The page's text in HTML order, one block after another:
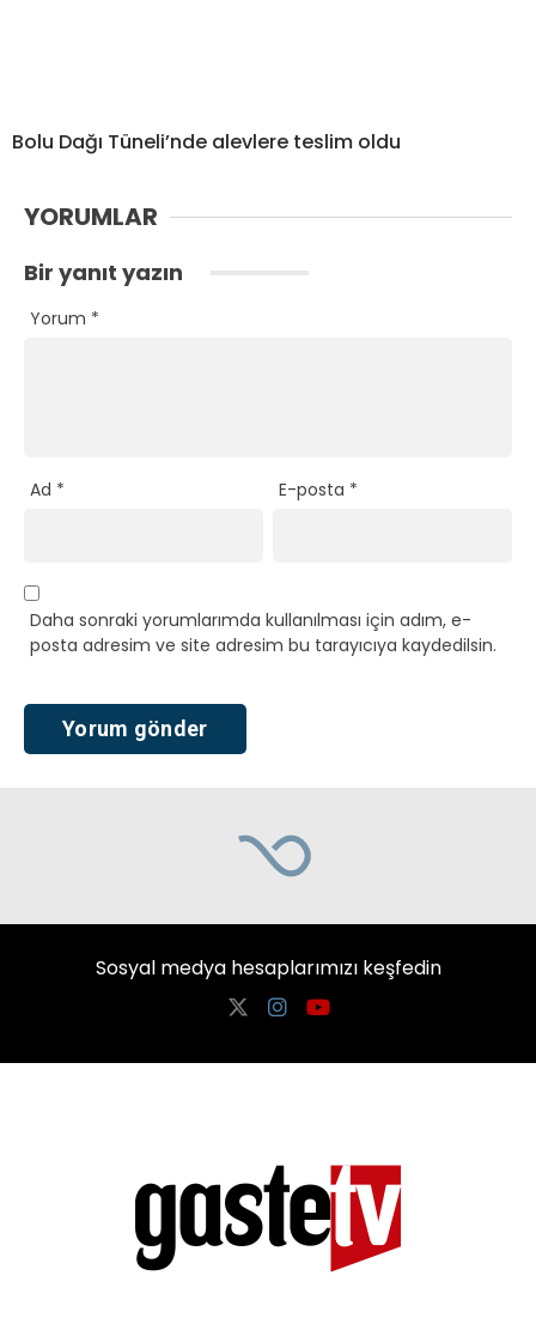
Bolu Dağı Tüneli’nde alevlere teslim oldu
YORUMLAR
Bir yanıt yazın
Yorum *
Ad * E-posta *
Daha sonraki yorumlarımda kullanılması için adım, e-
posta adresim ve site adresim bu tarayıcıya kaydedilsin.
Sosyal medya hesaplarımızı keşfedin